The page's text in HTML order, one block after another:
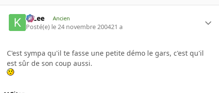
K-Lee Ancien
Posté(e) le 24 novembre 200421 a
C'est sympa qu'il te fasse une petite démo le gars, c'est qu'il
est sûr de son coup aussi.